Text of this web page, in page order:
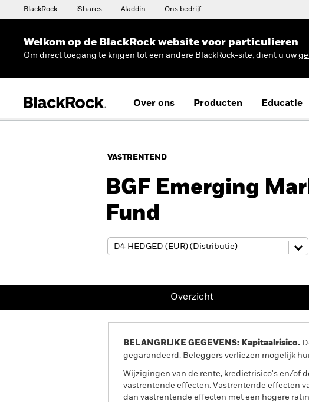
BlackRock iShares Aladdin Ons bedrijf
Welkom op de BlackRock website voor particulieren
Om direct toegang te krijgen tot een andere BlackRock-site, dient u uw
Over ons Producten Educatie
VASTRENTEND
BGF Emerging
Fund
Overzicht
BELANGRIJKE GEGEVENS: Kapitaalrisico.
gegarandeerd. Beleggers verliezen mogelijk
Wijzigingen van de rente, kredietrisico's en/of
vastrentende effecten. Vastrentende effecten
dan vastrentende effecten met een hogere